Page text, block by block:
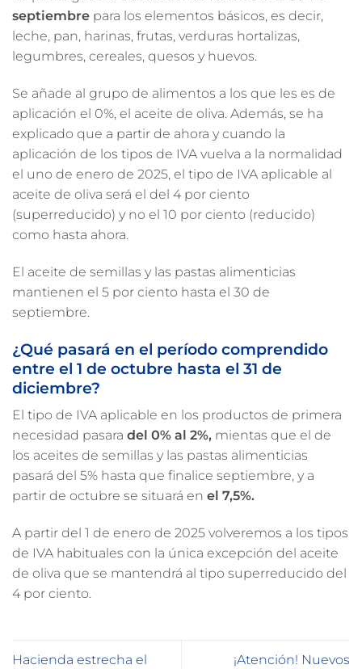
septiembre para los elementos básicos, es decir,
leche, pan, harinas, frutas, verduras hortalizas,
legumbres, cereales, quesos y huevos.
Se añade al grupo de alimentos a los que les es de
aplicación el 0%, el aceite de oliva. Además, se ha
explicado que a partir de ahora y cuando la
aplicación de los tipos de IVA vuelva a la normalidad
el uno de enero de 2025, el tipo de IVA aplicable al
aceite de oliva será el del 4 por ciento
(superreducido) y no el 10 por ciento (reducido)
como hasta ahora.
El aceite de semillas y las pastas alimenticias
mantienen el 5 por ciento hasta el 30 de
septiembre.
¿Qué pasará en el período comprendido
entre el 1 de octubre hasta el 31 de
diciembre?
El tipo de IVA aplicable en los productos de primera
necesidad pasara del 0% al 2%, mientas que el de
los aceites de semillas y las pastas alimenticias
pasará del 5% hasta que finalice septiembre, y a
partir de octubre se situará en el 7,5%.
A partir del 1 de enero de 2025 volveremos a los tipos
de IVA habituales con la única excepción del aceite
de oliva que se mantendrá al tipo superreducido del
4 por ciento.
Hacienda estrecha el ¡Atención! Nuevos